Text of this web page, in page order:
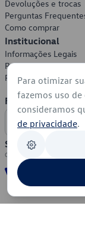
Devoluções e trocas
Perguntas
Como comprar
Institucional
Informações Legais
Política de
Política de Cookies
Formas de
Segurança
Para otimizar
fazemos uso
consideramos
de privacidade.